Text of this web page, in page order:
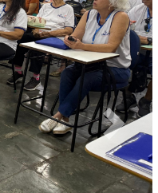
Próxima